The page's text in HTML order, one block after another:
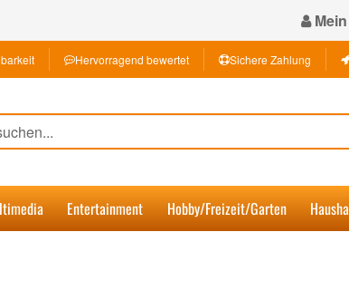
Hervorragend bewertet Sichere Zahlung
Entertainment Hobby/Freizeit/Garten